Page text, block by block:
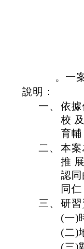
。一
說明：
一、 依
校
育
二、 本
推
認
同仁
三、 研習
(一)
(二)